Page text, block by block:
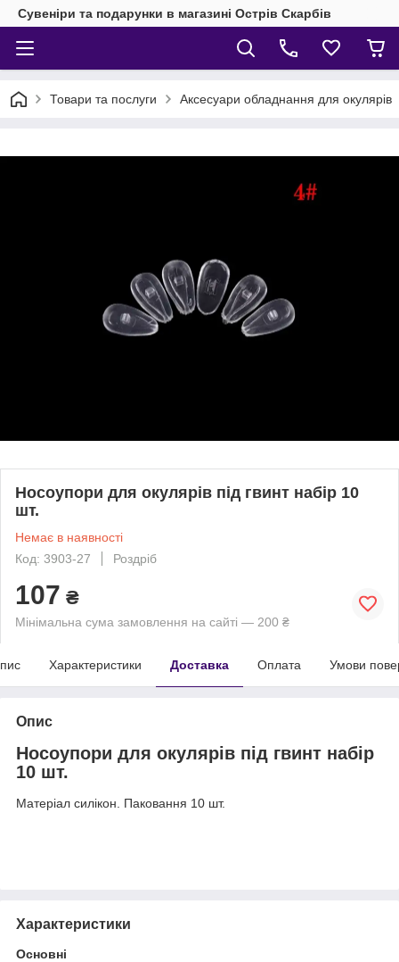
Сувеніри та подарунки в магазині Острів Скарбів
Товари та послуги Аксесуари обладнання для окулярів
Носоупори для окулярів під гвинт набір 10
шт.
Немає в наявності
Код: 3903-27
Роздріб
107 ₴
Мінімальна сума замовлення на сайті — 200 ₴
Характеристики Доставка Оплата Умови
Опис
Носоупори для окулярів під гвинт набір
10 шт.
Матеріал силікон. Паковання 10 шт.
Характеристики
Основні